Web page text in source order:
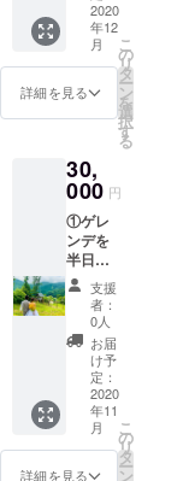
大！！
チャー
2時間
体験
（通常
価格/1
台 大
人1名
円、子
供1,500
円） ※
有効期
限：
2021年
5月1日
～9月30
日 ※今
季の営
業は10
月をも
ちまし
て終了
させて
いただ
きます
2020
年12
月
詳細を見る
こ
の
リ
タ
ー
ン
を
選
択
す
る
30,
000 円
①ゲレ
ンデを
半日貸
切（11
月1日〜
11月30
日） ■
フォト
ウェ
ディン
グなど
に自由
に使っ
てくだ
支援
者：
0人
お届
け予
定：
2020
年11
月
詳細を見る
こ
の
リ
タ
ー
ン